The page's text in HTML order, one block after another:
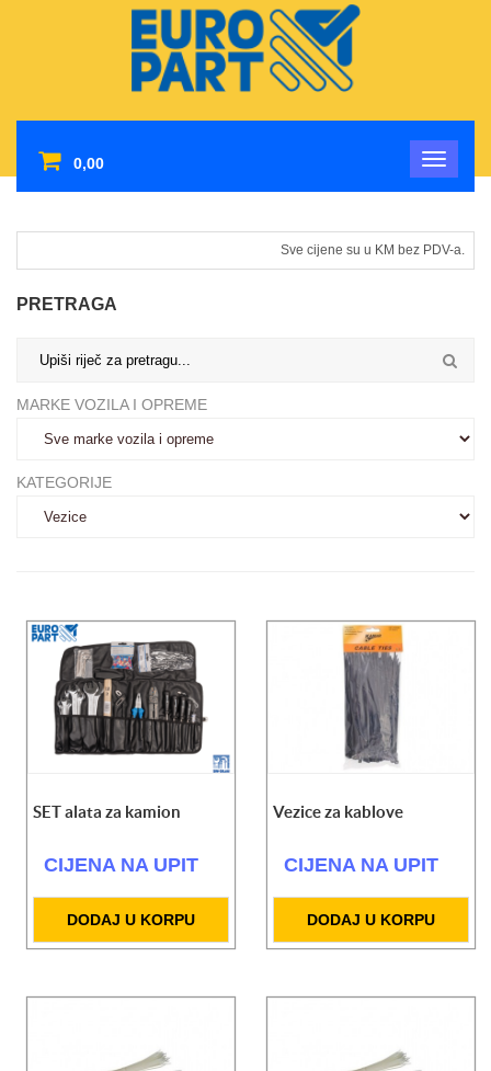
0,00
Sve cijene su u KM bez PDV-a.
PRETRAGA
MARKE VOZILA I OPREME
KATEGORIJE
SET alata za kamion
CIJENA NA UPIT
DODAJ U KORPU
Vezice za kablove
CIJENA NA UPIT
DODAJ U KORPU